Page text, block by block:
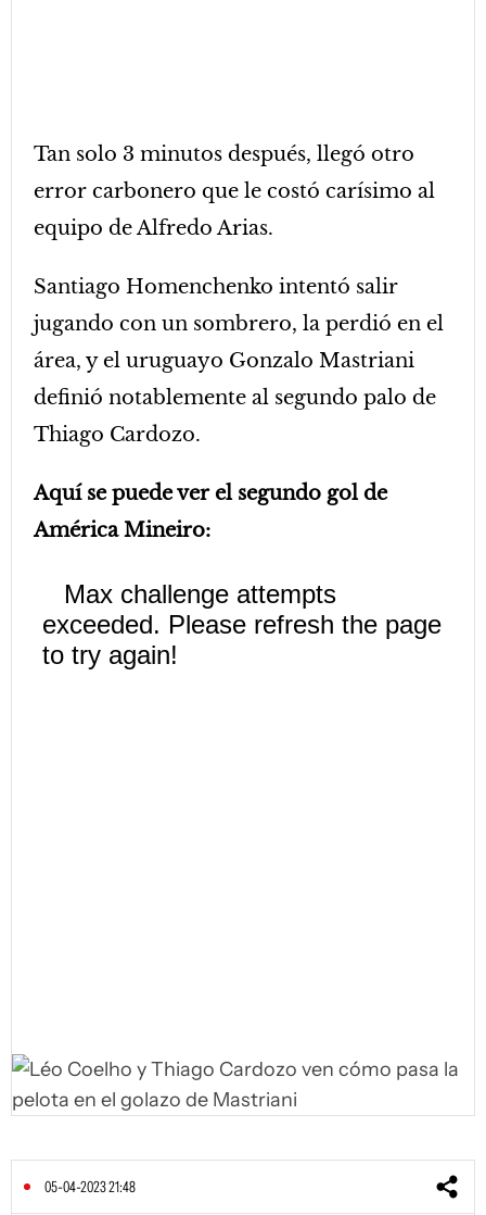
Tan solo 3 minutos después, llegó otro
error carbonero que le costó carísimo al
equipo de Alfredo Arias.
Santiago Homenchenko intentó salir
jugando con un sombrero, la perdió en el
área, y el uruguayo Gonzalo Mastriani
definió notablemente al segundo palo de
Thiago Cardozo.
Aquí se puede ver el segundo gol de
América Mineiro:
05-04-2023 21:48